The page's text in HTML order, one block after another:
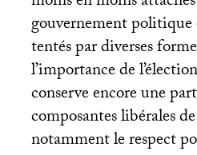
gouvernement politique
tentés par diverses
l’importance de
conserve encore une
composantes libérales
notamment le respect